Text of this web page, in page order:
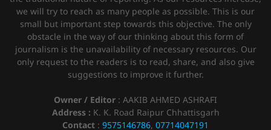
we will try to reach as many people as possible. This is our
small but important step towards this objective. The only
obstacle in the way of our thinking about this form of
journalism is the unavailability of necessary resources. Our
only request to the readers is to read, share, and also give
suggestions to improve it further.
Owner / Editor : AAKIB AHMED ASHRAFI
Address : K. K. Road Raipur Chhattisgarh
Contact : 9575146786, 07714047191